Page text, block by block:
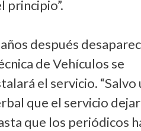
principio”.
después
de Vehículos se
el servicio. “Salvo
que el servicio
que los periódicos